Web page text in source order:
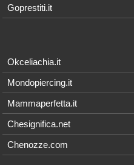
Goprestiti.it
Okceliachia.it
Mondopiercing.it
Mammaperfetta.it
Chesignifica.net
Chenozze.com